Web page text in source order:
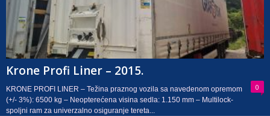
Krone Profi Liner – 2015.
0
KRONE PROFI LINER – Težina praznog vozila sa navedenom opremom
(+/- 3%): 6500 kg – Neopterećena visina sedla: 1.150 mm – Multilock-
spoljni ram za univerzalno osiguranje tereta...